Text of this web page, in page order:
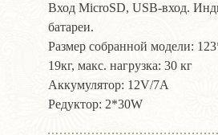
Вход MicroSD, USB-вход.
батареи.
Размер собранной модели:
19кг, макс. нагрузка: 30 кг
Аккумулятор: 12V/7А
Редуктор: 2*30W